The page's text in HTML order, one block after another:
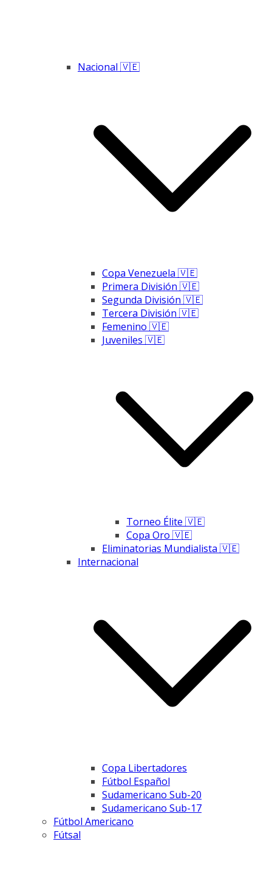
Nacional 🇻🇪
Copa Venezuela 🇻🇪
Primera División 🇻🇪
Segunda División 🇻🇪
Tercera División 🇻🇪
Femenino 🇻🇪
Juveniles 🇻🇪
Torneo Élite 🇻🇪
Copa Oro 🇻🇪
Eliminatorias Mundialista 🇻🇪
Internacional
Copa Libertadores
Fútbol Español
Sudamericano Sub-20
Sudamericano Sub-17
Fútbol Americano
Fútsal